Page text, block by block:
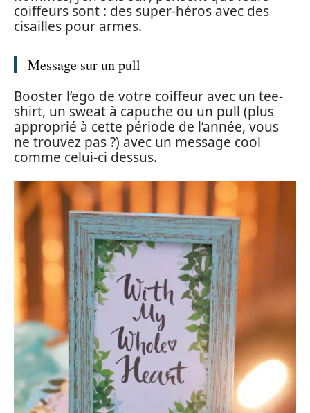
coiffeurs sont : des super-héros avec des
cisailles pour armes.
Message sur un pull
Booster l’ego de votre coiffeur avec un tee-
shirt, un sweat à capuche ou un pull (plus
approprié à cette période de l’année, vous
ne trouvez pas ?) avec un message cool
comme celui-ci dessus.